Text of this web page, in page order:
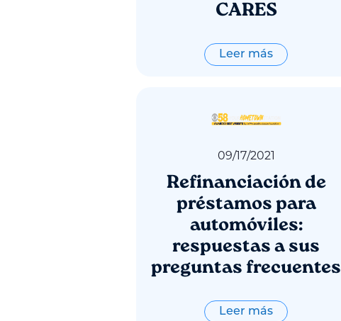
CARES
Leer más
09/17/2021
Refinanciación de
préstamos para
automóviles:
respuestas a sus
preguntas frecuentes
Leer más